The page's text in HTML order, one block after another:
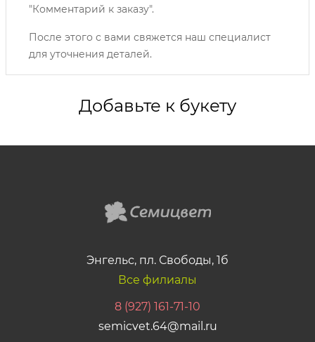
"Комментарий к заказу".
После этого с вами свяжется наш специалист
для уточнения деталей.
Добавьте к букету
Энгельс, пл. Свободы, 1б
Все филиалы
8 (927) 161-71-10
semicvet.64@mail.ru